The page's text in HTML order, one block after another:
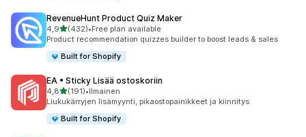
RevenueHunt Product Quiz Maker
4,9/ 5 tähteä
(432)
432 arvostelua yhteensä
•Free plan available
Product recommendation quizzes builder to boost leads & sales
Built for Shopify
EA • Sticky Lisää ostoskoriin
4,8/ 5 tähteä
(191)
191 arvostelua yhteensä
•Ilmainen
Liukukärryjen lisämyynti, pikaostopainikkeet ja kiinnitys
Built for Shopify